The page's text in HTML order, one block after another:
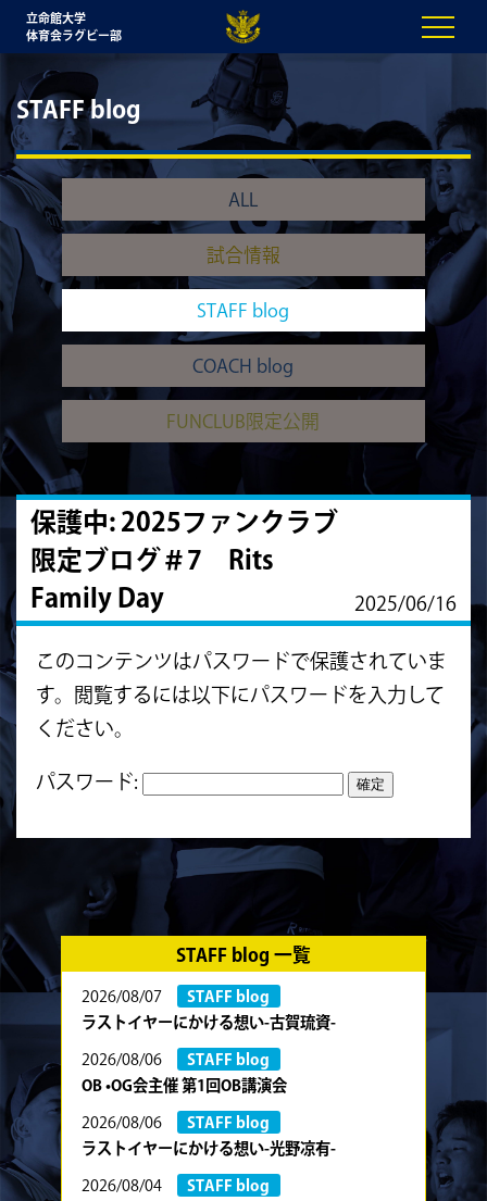
立命館大学
体育会ラグビー部
STAFF blog
ALL
試合情報
STAFF blog
COACH blog
FUNCLUB限定公開
保護中: 2025ファンクラブ
限定ブログ＃7 Rits
Family Day
2025/06/16
このコンテンツはパスワードで保護されていま
す。閲覧するには以下にパスワードを入力して
ください。
パスワード:
STAFF blog 一覧
2026/08/07
STAFF blog
ラストイヤーにかける想い-古賀琉資-
2026/08/06
STAFF blog
OB •OG会主催 第1回OB講演会
2026/08/06
STAFF blog
ラストイヤーにかける想い-光野凉有-
2026/08/04
STAFF blog